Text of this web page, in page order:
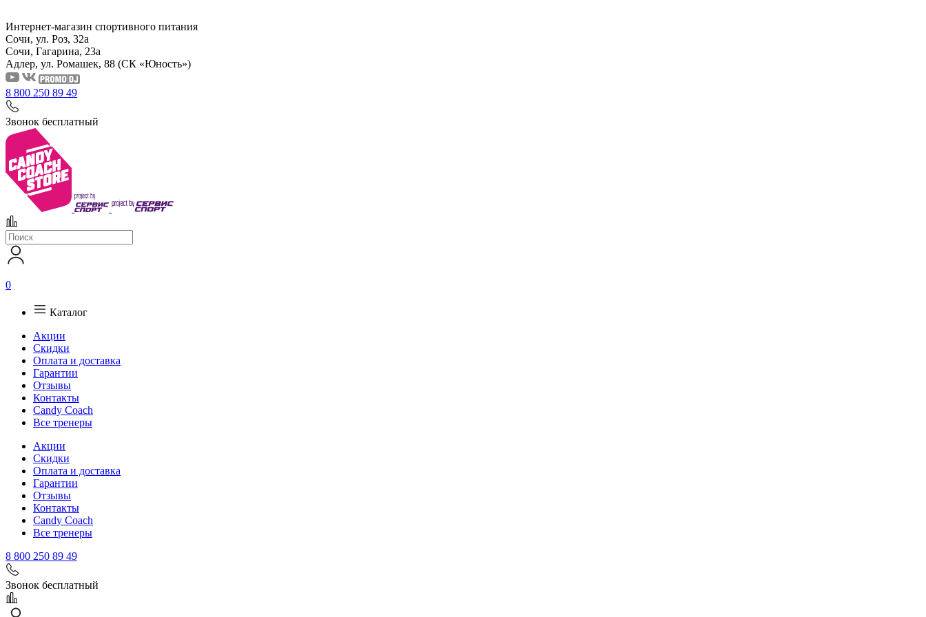
Интернет-магазин спортивного питания
Сочи, ул. Роз, 32а
Сочи, Гагарина, 23а
Адлер, ул. Ромашек, 88 (СК «Юность»)
8 800 250 89 49
Звонок бесплатный
0
Каталог
Акции
Скидки
Оплата и доставка
Гарантии
Отзывы
Контакты
Candy Coach
Все тренеры
Акции
Скидки
Оплата и доставка
Гарантии
Отзывы
Контакты
Candy Coach
Все тренеры
8 800 250 89 49
Звонок бесплатный